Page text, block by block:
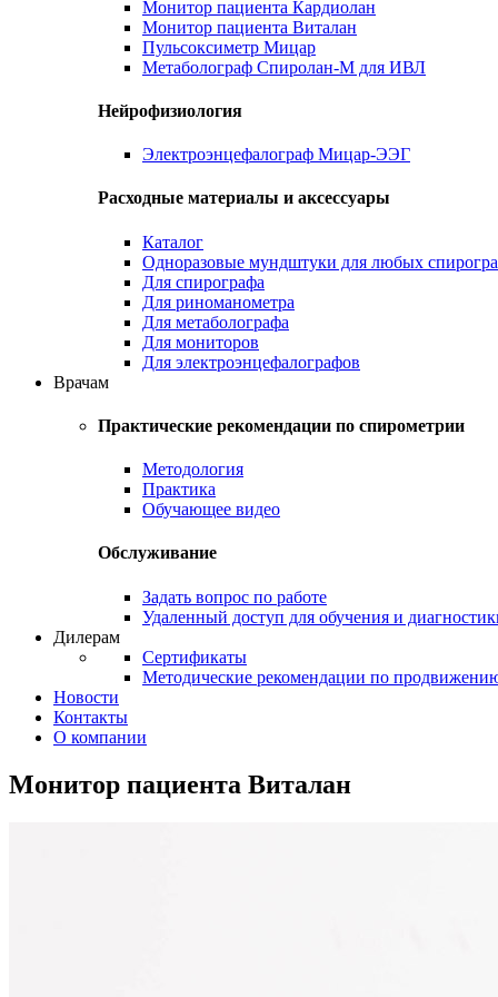
Монитор пациента Кардиолан
Монитор пациента Виталан
Пульсоксиметр Мицар
Метаболограф Спиролан-М для ИВЛ
Нейрофизиология
Электроэнцефалограф Мицар-ЭЭГ
Расходные материалы и аксессуары
Каталог
Одноразовые мундштуки для любых
Для спирографа
Для риноманометра
Для метаболографа
Для мониторов
Для электроэнцефалографов
Врачам
Практические рекомендации по спирометрии
Методология
Практика
Обучающее видео
Обслуживание
Задать вопрос по работе
Удаленный доступ для обучения и
Дилерам
Сертификаты
Методические рекомендации по
Новости
Контакты
О компании
Монитор пациента Виталан